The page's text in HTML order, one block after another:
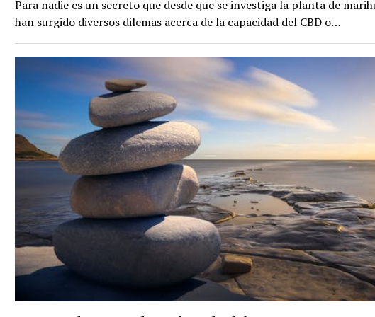
Para nadie es un secreto que desde que se investiga la planta de
han surgido diversos dilemas acerca de la capacidad del CBD o…